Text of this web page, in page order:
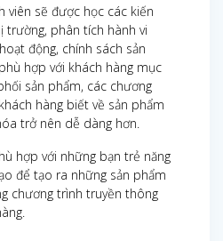
viên sẽ được học các kiến
trường, phân tích hành vi
động, chính sách sản
hợp với khách hàng mục
sản phẩm, các chương
hàng biết về sản phẩm
trở nên dễ dàng hơn.
hợp với những bạn trẻ năng
để tạo ra những sản phẩm
chương trình truyền thông